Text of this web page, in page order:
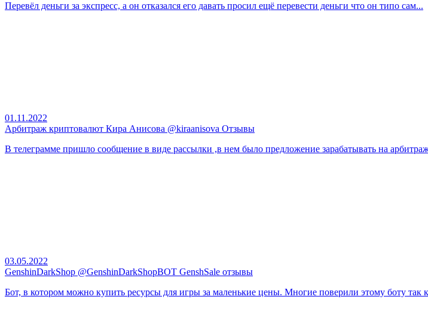
Перевёл деньги за экспресс, а он отказался его давать просил ещё перевести деньги что он типо сам...
01.11.2022
Арбитраж криптовалют Кира Анисова @kiraanisova Отзывы
В телеграмме пришло сообщение в виде рассылки ,в нем было предложение зарабатывать на
03.05.2022
GenshinDarkShop @GenshinDarkShopBOT GenshSale отзывы
Бот, в котором можно купить ресурсы для игры за маленькие цены. Многие поверили этому боту так